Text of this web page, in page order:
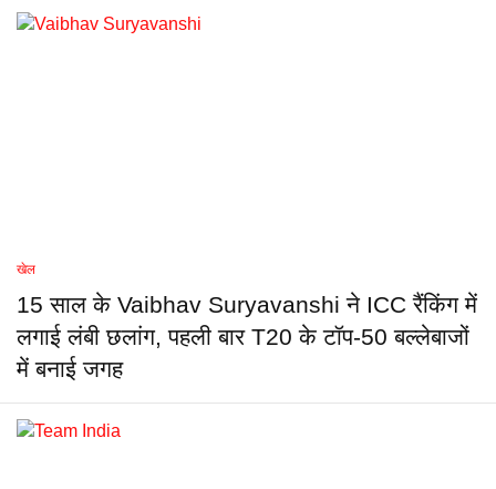
खेल
15 साल के Vaibhav Suryavanshi ने ICC रैंकिंग में
लगाई लंबी छलांग, पहली बार T20 के टॉप-50 बल्लेबाजों
में बनाई जगह